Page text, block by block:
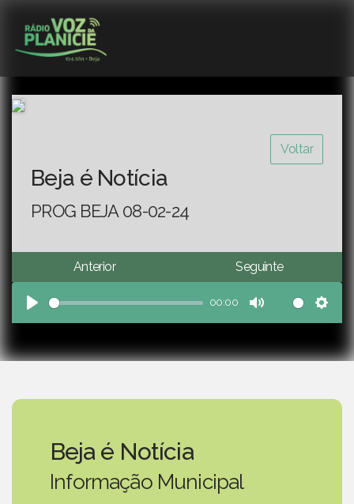
Voltar
Beja é Notícia
PROG BEJA 08-02-24
Anterior Seguinte
Play
00:00
Mute
Beja é Notícia
Informação Municipal